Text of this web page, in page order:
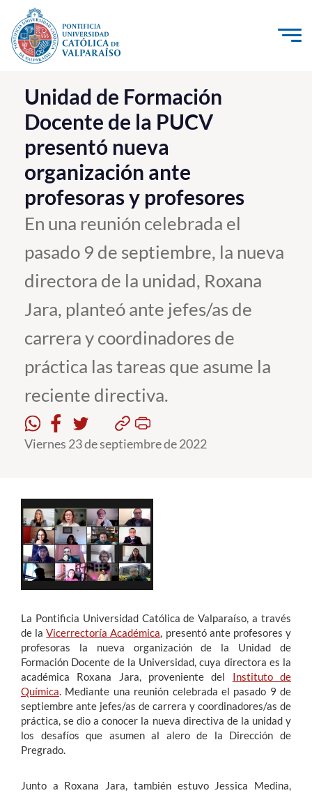
Click acá para ir directamente al contenido
La Universidad
Investigación, Creación e Innovación
PUCV Internacional
Vinculación con el Medio
Admisión
Pregrado
Postgrado
Formación Continua
Académicos
Funcionarios
Alumni
Unidad de Formación
Docente de la PUCV
presentó nueva
organización ante
profesoras y profesores
En una reunión celebrada el
pasado 9 de septiembre, la nueva
directora de la unidad, Roxana
Jara, planteó ante jefes/as de
carrera y coordinadores de
práctica las tareas que asume la
reciente directiva.
Viernes 23 de septiembre de 2022
La Pontificia Universidad Católica de Valparaíso, a través
de laVicerrectoría Académica, presentó ante profesores y
profesoras la nueva organización de la Unidad de
Formación Docente de la Universidad, cuya directora es la
académica Roxana Jara, proveniente del Instituto de
Química. Mediante una reunión celebrada el pasado 9 de
septiembre ante jefes/as de carrera y coordinadores/as de
práctica, se dio a conocer la nueva directiva de la unidad y
los desafíos que asumen al alero de la Dirección de
Pregrado.
Junto a Roxana Jara, también estuvo Jessica Medina,